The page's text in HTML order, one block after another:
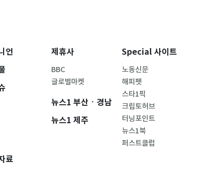
언
료
제휴사
BBC
글로벌마켓
뉴스1 부산ㆍ경남
뉴스1 제주
Special 사이트
노동신문
해피펫
스타1픽
크립토허브
터닝포인트
뉴스1북
퍼스트클럽